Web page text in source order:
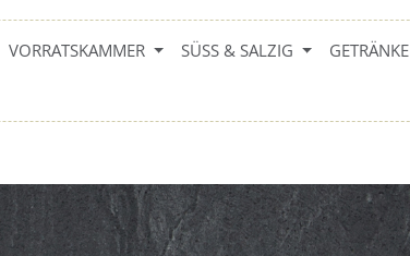
VORRATSKAMMER SÜSS & SALZIG GETRÄNKE